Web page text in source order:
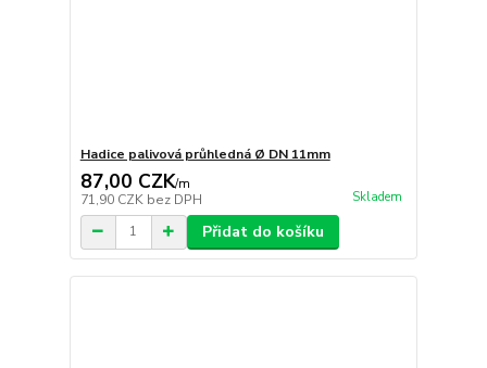
Hadice palivová průhledná Ø DN 11mm
87,00 CZK/m
71,90 CZK bez DPH Skladem
Přidat do košíku